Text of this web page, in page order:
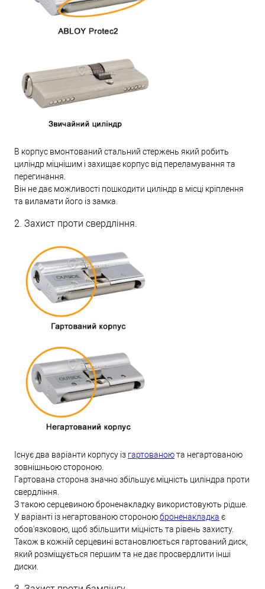
В корпус вмонтований стальний стержень який робить
циліндр міцнішим і захищає корпус від переламування та
перегинання.
Він не дає можливості пошкодити циліндр в місці кріплення
та виламати його із замка.
2. Захист проти свердління.
Існує два варіанти корпусу із гартованоюта негартованою
зовнішньою стороною.
Гартована сторона значно збільшує міцність циліндра проти
свердління.
З такою серцевиною броненакладку використовують рідше.
У варіанті із негартованою стороноюброненакладка є
обов'язковою, щоб збільшити міцність та рівень захисту.
Також в кожній серцевині встановлюється гартований диск,
який розміщується першим та не дає просвердлити інші
диски.